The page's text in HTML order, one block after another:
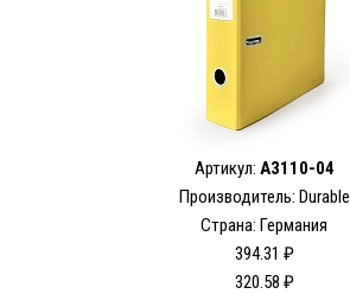
Артикул: A3110-04
Производитель: Durable
Страна: Германия
394.31 ₽
320.58 ₽